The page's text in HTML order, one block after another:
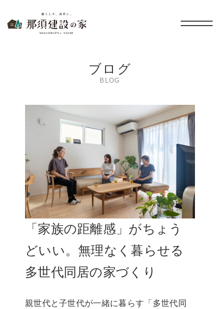
ブログ
BLOG
「家族の距離感」がちょう
どいい。無理なく暮らせる
多世代同居の家づくり
親世代と子世代が一緒に暮らす「多世代同